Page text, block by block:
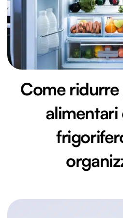
Come ridurre
alimentari